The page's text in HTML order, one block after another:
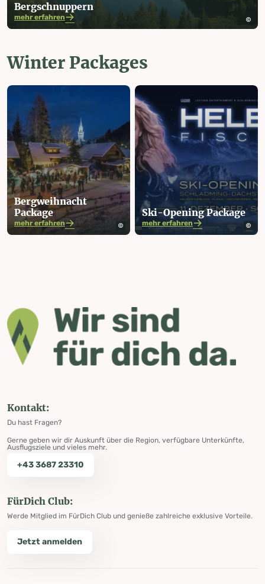
Berg­schnuppern
mehr erfahren
Winter Packages
Bergweih­nacht
Package
mehr erfahren
Ski-Opening Package
mehr erfahren
Kontakt:
Du hast Fragen?
Gerne geben wir dir Auskunft über die Region, verfügbare Unterkünfte,
Ausflugsziele und vieles mehr.
+43 3687 23310
FürDich Club:
Werde Mitglied im FürDich Club und genieße zahlreiche exklusive Vorteile.
Jetzt anmelden